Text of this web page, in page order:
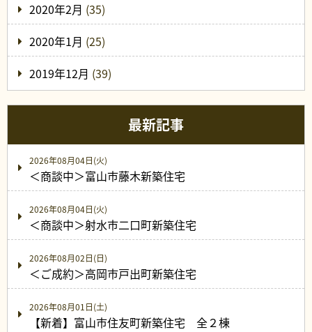
2020年2月 (35)
2020年1月 (25)
2019年12月 (39)
最新記事
2026年08月04日(火)
＜商談中＞富山市藤木新築住宅
2026年08月04日(火)
＜商談中＞射水市二口町新築住宅
2026年08月02日(日)
＜ご成約＞高岡市戸出町新築住宅
2026年08月01日(土)
【新着】富山市住友町新築住宅 全２棟